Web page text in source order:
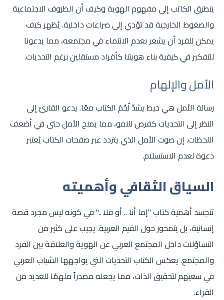
يتطرق الكاتب إلى مفهوم الهوية وكيف أن الظروف الاجتماعية
والضغوط الخارجية قد تؤدي إلى صراعات داخلية. يُظهر كيف
يمكن للفرد أن يشعر بعدم الانتماء في مجتمعه، مما يدعونا
للتفكير في كيفية بناء هويتنا كأفراد مستقلين برغم التحديات.
الأمل والإلهام
رسالة الأمل هي خيط يشدّ لُحْمَ الكتاب معًا. يدعو القارئ إلى
النظر إلى التحديات كفرص للنمو، مما يمنح الأمل حتى في أضعف
اللحظات. إن صوت الأمل الذي يتردد عبر صفحات الكتاب يُعتبر
دعوة لعدم الاستسلام.
السياق الثقافي وأهميته
تتجسد أهمية كتاب "إما أنا .. أو فلا .." في كونه ليس مجرد قصة
إنسانية، بل يتمحور حول القيم العربية. يجيب على كثير من
التساؤلات داخل المجتمع العربي عن الهوية والعلاقة بين الفرد
والمجتمع. يعكس الكتاب التحديات التي يواجهها الشباب العربي
في سعيهم لتحقيق الذات، مما يجعله مصدراً ملهمًا للعديد من
القراء.